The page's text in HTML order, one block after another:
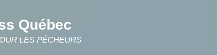
Québec
LES PÊCHEURS